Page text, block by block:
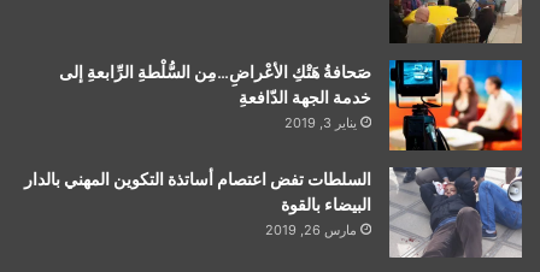
صَحافةُ هَتْكِ الأعْراضِ…مِن السُّلْطةِ الرِّابعةِ إلى
خدمة الجهة الدّافعةِ
يناير 3, 2019
السلطات تفض اعتصام أساتذة التكوين المهني بالدار
البيضاء بالقوة
مارس 26, 2019